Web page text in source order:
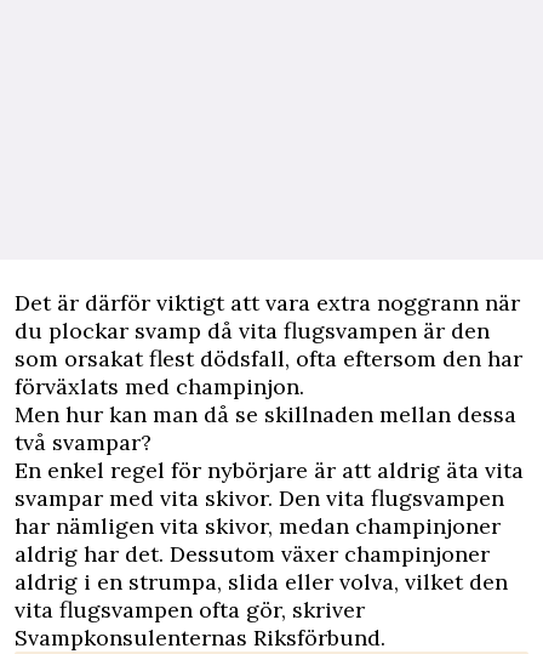
Det är därför viktigt att vara extra noggrann när
du plockar svamp då vita flugsvampen är den
som orsakat flest dödsfall, ofta eftersom den har
förväxlats med champinjon.
Men hur kan man då se skillnaden mellan dessa
två svampar?
En enkel regel för nybörjare är att aldrig äta vita
svampar med vita skivor. Den vita flugsvampen
har nämligen vita skivor, medan champinjoner
aldrig har det. Dessutom växer champinjoner
aldrig i en strumpa, slida eller volva, vilket den
vita flugsvampen ofta gör, skriver
Svampkonsulenternas Riksförbund.